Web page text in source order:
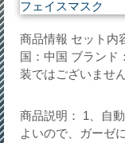
商品情報 セット
国：中国 ブランド
装ではございませ
商品説明： 1、自
よいので、ガーゼ